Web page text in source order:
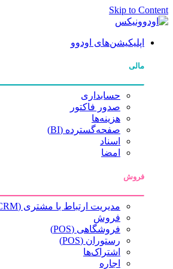
Skip to Content
اپلیکیشن‌های اودوو
مالی
حسابداری
صدور فاکتور
هزینه‌ها
صفحه‌گسترده (BI)
اسناد
امضا
فروش
مدیریت ارتباط با مشتری (CRM)
فروش
فروشگاهی (POS)
رستوران (POS)
اشتراک‌ها
اجاره